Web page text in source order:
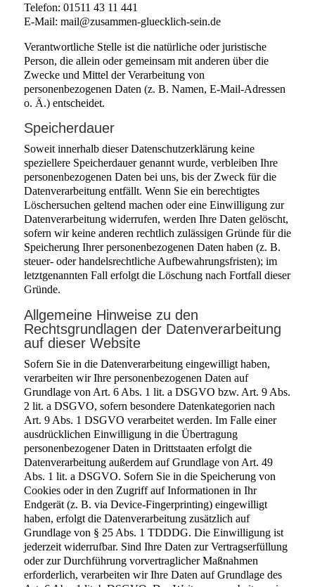
Telefon: 01511 43 11 441
E-Mail: mail@zusammen-gluecklich-sein.de
Verantwortliche Stelle ist die natürliche oder juristische
Person, die allein oder gemeinsam mit anderen über die
Zwecke und Mittel der Verarbeitung von
personenbezogenen Daten (z. B. Namen, E-Mail-Adressen
o. Ä.) entscheidet.
Speicherdauer
Soweit innerhalb dieser Datenschutzerklärung keine
speziellere Speicherdauer genannt wurde, verbleiben Ihre
personenbezogenen Daten bei uns, bis der Zweck für die
Datenverarbeitung entfällt. Wenn Sie ein berechtigtes
Löschersuchen geltend machen oder eine Einwilligung zur
Datenverarbeitung widerrufen, werden Ihre Daten gelöscht,
sofern wir keine anderen rechtlich zulässigen Gründe für die
Speicherung Ihrer personenbezogenen Daten haben (z. B.
steuer- oder handelsrechtliche Aufbewahrungsfristen); im
letztgenannten Fall erfolgt die Löschung nach Fortfall dieser
Gründe.
Allgemeine Hinweise zu den
Rechtsgrundlagen der Datenverarbeitung
auf dieser Website
Sofern Sie in die Datenverarbeitung eingewilligt haben,
verarbeiten wir Ihre personenbezogenen Daten auf
Grundlage von Art. 6 Abs. 1 lit. a DSGVO bzw. Art. 9 Abs.
2 lit. a DSGVO, sofern besondere Datenkategorien nach
Art. 9 Abs. 1 DSGVO verarbeitet werden. Im Falle einer
ausdrücklichen Einwilligung in die Übertragung
personenbezogener Daten in Drittstaaten erfolgt die
Datenverarbeitung außerdem auf Grundlage von Art. 49
Abs. 1 lit. a DSGVO. Sofern Sie in die Speicherung von
Cookies oder in den Zugriff auf Informationen in Ihr
Endgerät (z. B. via Device-Fingerprinting) eingewilligt
haben, erfolgt die Datenverarbeitung zusätzlich auf
Grundlage von § 25 Abs. 1 TDDDG. Die Einwilligung ist
jederzeit widerrufbar. Sind Ihre Daten zur Vertragserfüllung
oder zur Durchführung vorvertraglicher Maßnahmen
erforderlich, verarbeiten wir Ihre Daten auf Grundlage des